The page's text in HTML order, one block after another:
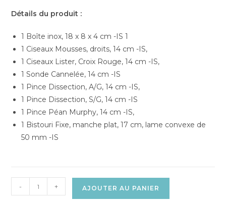
Détails du produit :
1 Boîte inox, 18 x 8 x 4 cm -IS 1
1 Ciseaux Mousses, droits, 14 cm -IS,
1 Ciseaux Lister, Croix Rouge, 14 cm -IS,
1 Sonde Cannelée, 14 cm -IS
1 Pince Dissection, A/G, 14 cm -IS,
1 Pince Dissection, S/G, 14 cm -IS
1 Pince Péan Murphy, 14 cm -IS,
1 Bistouri Fixe, manche plat, 17 cm, lame convexe de
50 mm -IS
- + AJOUTER AU PANIER